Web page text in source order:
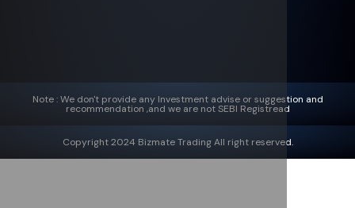
Note : We don't provide any Investment advise or suggestion and
recommendation ,and we are not SEBI Registread
Copyright 2024 Bizmate Trading All right reserved.